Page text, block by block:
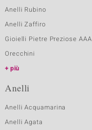
Anelli Rubino
Anelli Zaffiro
Gioielli Pietre Preziose AAA
Orecchini
più
Anelli
Anelli Acquamarina
Anelli Agata